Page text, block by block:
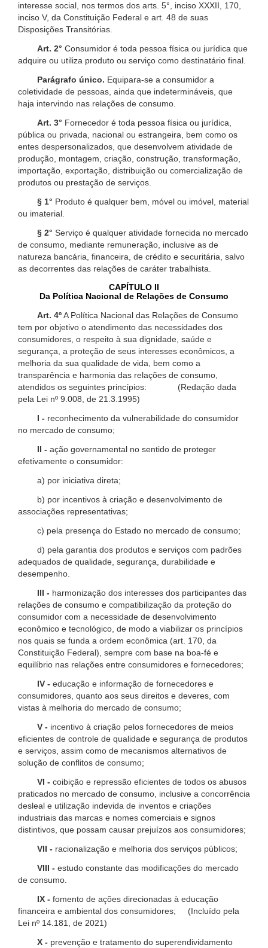
interesse social, nos termos dos arts. 5°, inciso XXXII, 170,
inciso V, da Constituição Federal e art. 48 de suas
Disposições Transitórias.
Art. 2° Consumidor é toda pessoa física ou jurídica que
adquire ou utiliza produto ou serviço como destinatário final.
Parágrafo único. Equipara-se a consumidor a
coletividade de pessoas, ainda que indetermináveis, que
haja intervindo nas relações de consumo.
Art. 3° Fornecedor é toda pessoa física ou jurídica,
pública ou privada, nacional ou estrangeira, bem como os
entes despersonalizados, que desenvolvem atividade de
produção, montagem, criação, construção, transformação,
importação, exportação, distribuição ou comercialização de
produtos ou prestação de serviços.
§ 1° Produto é qualquer bem, móvel ou imóvel, material
ou imaterial.
§ 2° Serviço é qualquer atividade fornecida no mercado
de consumo, mediante remuneração, inclusive as de
natureza bancária, financeira, de crédito e securitária, salvo
as decorrentes das relações de caráter trabalhista.
CAPÍTULO II
Da Política Nacional de Relações de Consumo
Art. 4ºA Política Nacional das Relações de Consumo
tem por objetivo o atendimento das necessidades dos
consumidores, o respeito à sua dignidade, saúde e
segurança, a proteção de seus interesses econômicos, a
melhoria da sua qualidade de vida, bem como a
transparência e harmonia das relações de consumo,
atendidos os seguintes princípios: (Redação dada
pela Lei nº 9.008, de 21.3.1995)
I - reconhecimento da vulnerabilidade do consumidor
no mercado de consumo;
II - ação governamental no sentido de proteger
efetivamente o consumidor:
a) por iniciativa direta;
b) por incentivos à criação e desenvolvimento de
associações representativas;
c) pela presença do Estado no mercado de consumo;
d) pela garantia dos produtos e serviços com padrões
adequados de qualidade, segurança, durabilidade e
desempenho.
III - harmonização dos interesses dos participantes das
relações de consumo e compatibilização da proteção do
consumidor com a necessidade de desenvolvimento
econômico e tecnológico, de modo a viabilizar os princípios
nos quais se funda a ordem econômica (art. 170, da
Constituição Federal), sempre com base na boa-fé e
equilíbrio nas relações entre consumidores e fornecedores;
IV - educação e informação de fornecedores e
consumidores, quanto aos seus direitos e deveres, com
vistas à melhoria do mercado de consumo;
V - incentivo à criação pelos fornecedores de meios
eficientes de controle de qualidade e segurança de produtos
e serviços, assim como de mecanismos alternativos de
solução de conflitos de consumo;
VI - coibição e repressão eficientes de todos os abusos
praticados no mercado de consumo, inclusive a concorrência
desleal e utilização indevida de inventos e criações
industriais das marcas e nomes comerciais e signos
distintivos, que possam causar prejuízos aos consumidores;
VII - racionalização e melhoria dos serviços públicos;
VIII - estudo constante das modificações do mercado
de consumo.
IX - fomento de ações direcionadas à educação
financeira e ambiental dos consumidores; (Incluído pela
Lei nº 14.181, de 2021)
X - prevenção e tratamento do superendividamento